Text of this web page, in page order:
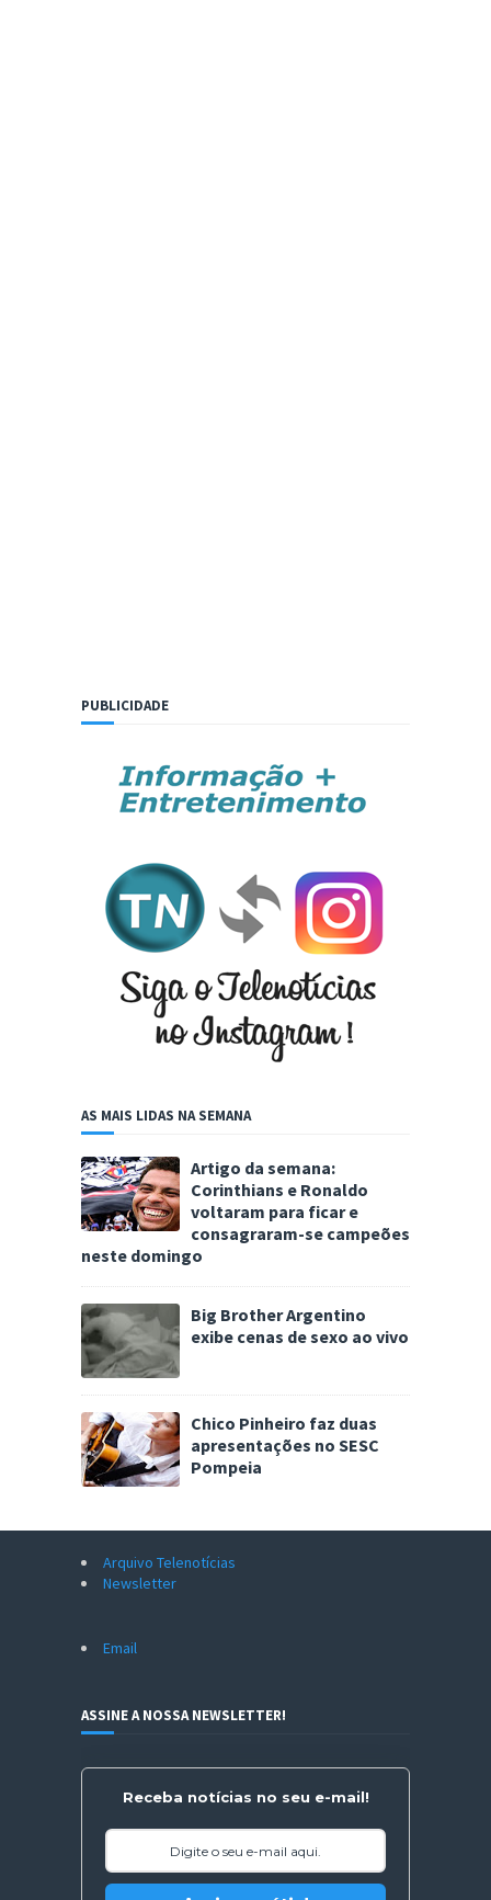
PUBLICIDADE
AS MAIS LIDAS NA SEMANA
Artigo da semana:
Corinthians e Ronaldo
voltaram para ficar e
consagraram-se campeões
neste domingo
Big Brother Argentino
exibe cenas de sexo ao vivo
Chico Pinheiro faz duas
apresentações no SESC
Pompeia
Arquivo Telenotícias
Newsletter
Email
ASSINE A NOSSA NEWSLETTER!
Receba notícias no seu e-mail!